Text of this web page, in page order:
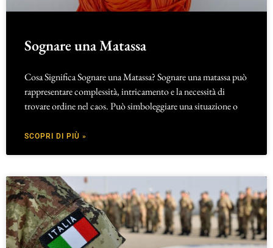
Sognare una Matassa
Cosa Significa Sognare una Matassa? Sognare una matassa può
rappresentare complessità, intricamento e la necessità di
trovare ordine nel caos. Può simboleggiare una situazione o
SCOPRI DI PIÙ »